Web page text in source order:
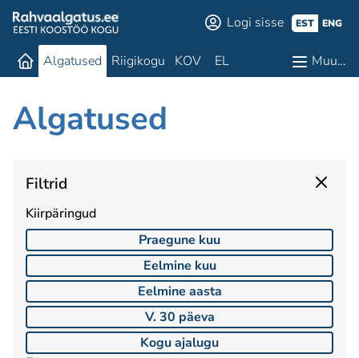
Logi sisse EST ENG
Algatused Riigikogu KOV EL Muu…
Algatused
Filtrid
Kiirpäringud
Praegune kuu
Eelmine kuu
Eelmine aasta
V. 30 päeva
Kogu ajalugu